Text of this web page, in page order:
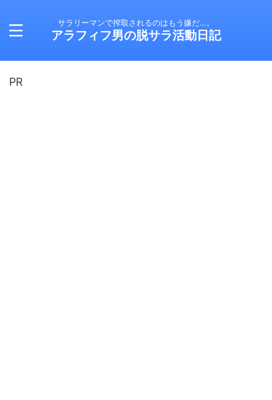
サラリーマンで搾取されるのはもう嫌だ…。
アラフィフ男の脱サラ活動日記
PR